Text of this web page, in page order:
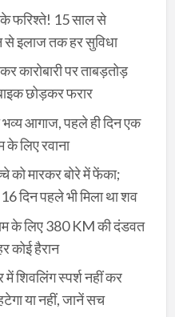
के फरिश्ते! 15 साल से
से इलाज तक हर सुविधा
कारोबारी पर ताबड़तोड़
छोड़कर फरार
आगाज, पहले ही दिन एक
लिए रवाना
को मारकर बोरे में फेंका;
दिन पहले भी मिला था शव
के लिए 380 KM की दंडवत
कोई हैरान
शिवलिंग स्पर्श नहीं कर
या नहीं, जानें सच